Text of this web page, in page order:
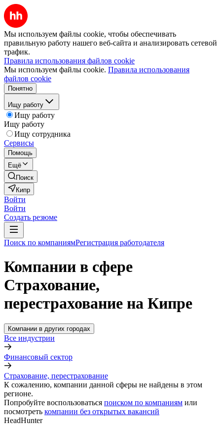
Мы используем файлы cookie, чтобы обеспечивать
правильную работу нашего веб-сайта и анализировать сетевой
трафик.
Правила использования файлов cookie
Мы используем файлы cookie. Правила использования
файлов cookie
Понятно
Ищу работу
Ищу работу
Ищу работу
Ищу сотрудника
Сервисы
Помощь
Ещё
Поиск
Кипр
Войти
Войти
Создать резюме
Поиск по компаниямРегистрация работодателя
Компании в сфере
Страхование,
перестрахование на Кипре
Компании в других городах
Все индустрии
Финансовый сектор
Страхование, перестрахование
К сожалению, компании данной сферы не найдены в этом
регионе.
Попробуйте воспользоваться поиском по компаниям или
посмотреть компании без открытых вакансий
HeadHunter